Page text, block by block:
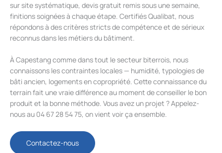
sur site systématique, devis gratuit remis sous une semaine,
finitions soignées à chaque étape. Certifiés Qualibat, nous
répondons à des critères stricts de compétence et de sérieux
reconnus dans les métiers du bâtiment.
À Capestang comme dans tout le secteur biterrois, nous
connaissons les contraintes locales — humidité, typologies de
bâti ancien, logements en copropriété. Cette connaissance du
terrain fait une vraie différence au moment de conseiller le bon
produit et la bonne méthode. Vous avez un projet ? Appelez-
nous au 04 67 28 54 75, on vient voir ça ensemble.
Contactez-nous